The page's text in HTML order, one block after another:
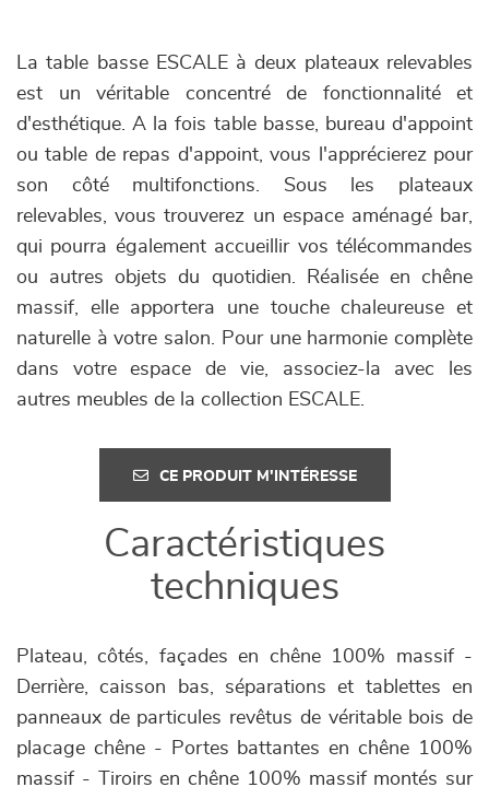
La table basse ESCALE à deux plateaux relevables
est un véritable concentré de fonctionnalité et
d'esthétique. A la fois table basse, bureau d'appoint
ou table de repas d'appoint, vous l'apprécierez pour
son côté multifonctions. Sous les plateaux
relevables, vous trouverez un espace aménagé bar,
qui pourra également accueillir vos télécommandes
ou autres objets du quotidien. Réalisée en chêne
massif, elle apportera une touche chaleureuse et
naturelle à votre salon. Pour une harmonie complète
dans votre espace de vie, associez-la avec les
autres meubles de la collection ESCALE.
CE PRODUIT M'INTÉRESSE
Caractéristiques
techniques
Plateau, côtés, façades en chêne 100% massif -
Derrière, caisson bas, séparations et tablettes en
panneaux de particules revêtus de véritable bois de
placage chêne - Portes battantes en chêne 100%
massif - Tiroirs en chêne 100% massif montés sur